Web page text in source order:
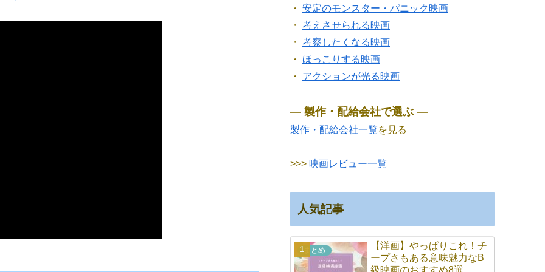
・ 安定のモンスター・パニック映画
・ 考えさせられる映画
・ 考察したくなる映画
・ ほっこりする映画
・ アクションが光る映画
― 製作・配給会社で選ぶ ―
製作・配給会社一覧を見る
>>> 映画レビュー一覧
人気記事
まとめ
【洋画】やっぱりこれ！チ
ープさもある意味魅力なB
級映画のおすすめ8選